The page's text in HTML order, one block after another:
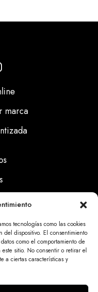
tecnologías como las cookies
del dispositivo. El consentimiento
como el comportamiento de
sitio. No consentir o retirar el
a ciertas características y
marca